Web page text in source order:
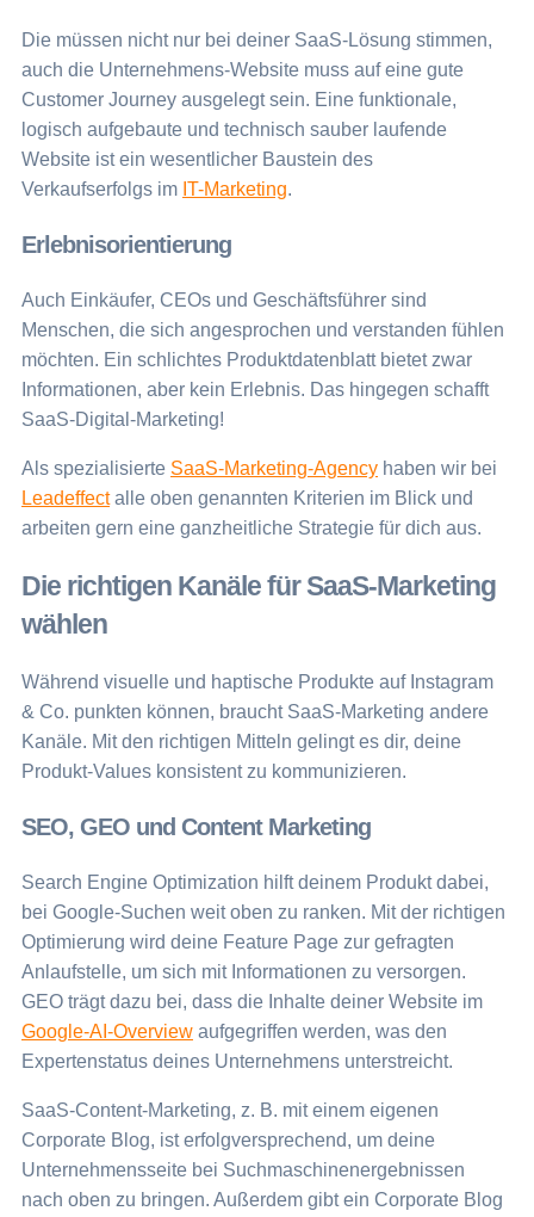
Die müssen nicht nur bei deiner SaaS-Lösung stimmen,
auch die Unternehmens-Website muss auf eine gute
Customer Journey ausgelegt sein. Eine funktionale,
logisch aufgebaute und technisch sauber laufende
Website ist ein wesentlicher Baustein des
Verkaufserfolgs im IT-Marketing.
Erlebnisorientierung
Auch Einkäufer, CEOs und Geschäftsführer sind
Menschen, die sich angesprochen und verstanden fühlen
möchten. Ein schlichtes Produktdatenblatt bietet zwar
Informationen, aber kein Erlebnis. Das hingegen schafft
SaaS-Digital-Marketing!
Als spezialisierte SaaS-Marketing-Agency haben wir bei
Leadeffectalle oben genannten Kriterien im Blick und
arbeiten gern eine ganzheitliche Strategie für dich aus.
Die richtigen Kanäle für SaaS-Marketing
wählen
Während visuelle und haptische Produkte auf Instagram
& Co. punkten können, braucht SaaS-Marketing andere
Kanäle. Mit den richtigen Mitteln gelingt es dir, deine
Produkt-Values konsistent zu kommunizieren.
SEO, GEO und Content Marketing
Search Engine Optimization hilft deinem Produkt dabei,
bei Google-Suchen weit oben zu ranken. Mit der richtigen
Optimierung wird deine Feature Page zur gefragten
Anlaufstelle, um sich mit Informationen zu versorgen.
GEO trägt dazu bei, dass die Inhalte deiner Website im
Google-AI-Overview aufgegriffen werden, was den
Expertenstatus deines Unternehmens unterstreicht.
SaaS-Content-Marketing, z. B. mit einem eigenen
Corporate Blog, ist erfolgversprechend, um deine
Unternehmensseite bei Suchmaschinenergebnissen
nach oben zu bringen. Außerdem gibt ein Corporate Blog